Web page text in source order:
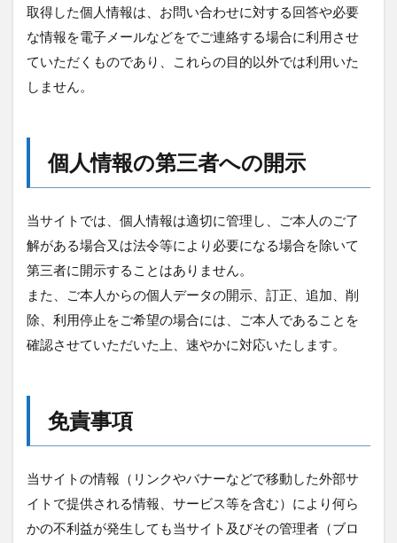
取得した個人情報は、お問い合わせに対する回答や必要
な情報を電子メールなどをでご連絡する場合に利用させ
ていただくものであり、これらの目的以外では利用いた
しません。
個人情報の第三者への開示
当サイトでは、個人情報は適切に管理し、ご本人のご了
解がある場合又は法令等により必要になる場合を除いて
第三者に開示することはありません。
また、ご本人からの個人データの開示、訂正、追加、削
除、利用停止をご希望の場合には、ご本人であることを
確認させていただいた上、速やかに対応いたします。
免責事項
当サイトの情報（リンクやバナーなどで移動した外部サ
イトで提供される情報、サービス等を含む）により何ら
かの不利益が発生しても当サイト及びその管理者（ブロ